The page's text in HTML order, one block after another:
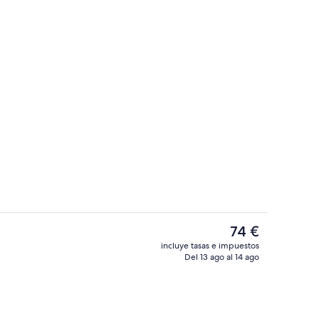
El
precio
actual
74 €
incluye tasas e impuestos
Del 13 ago al 14 ago